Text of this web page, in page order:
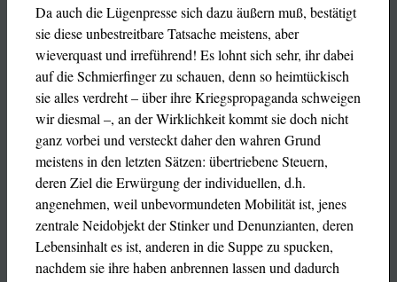
Da auch die Lügenpresse sich dazu äußern muß, bestätigt
sie diese unbestreitbare Tatsache meistens, aber
wieverquast und irreführend! Es lohnt sich sehr, ihr dabei
auf die Schmierfinger zu schauen, denn so heimtückisch
sie alles verdreht – über ihre Kriegspropaganda schweigen
wir diesmal –, an der Wirklichkeit kommt sie doch nicht
ganz vorbei und versteckt daher den wahren Grund
meistens in den letzten Sätzen: übertriebene Steuern,
deren Ziel die Erwürgung der individuellen, d.h.
angenehmen, weil unbevormundeten Mobilität ist, jenes
zentrale Neidobjekt der Stinker und Denunzianten, deren
Lebensinhalt es ist, anderen in die Suppe zu spucken,
nachdem sie ihre haben anbrennen lassen und dadurch